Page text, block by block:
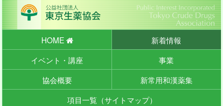
HOME
新着情報
イベント・講座
事業
協会概要
新常用和漢薬集
項目一覧（サイトマップ）